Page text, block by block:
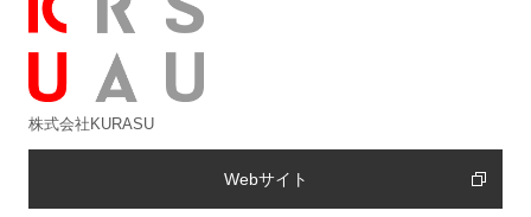
株式会社KURASU
Webサイト